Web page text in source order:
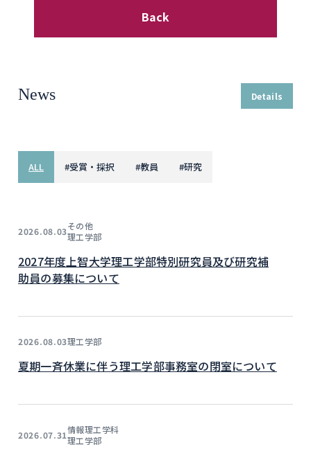
Back
News Details
ALL #受賞・採択 #教員 #研究
2026.08.03その他
理工学部
2027年度上智大学理工学部特別研究員及び研究補
助員の募集について
2026.08.03理工学部
夏期一斉休業に伴う理工学部事務室の閉室について
2026.07.31情報理工学科
理工学部